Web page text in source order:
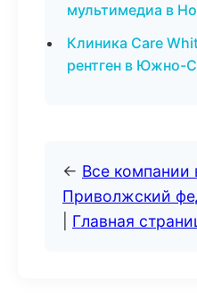
мультимедиа в
Клиника Care
рентген в Южно-
← Все компании
Приволжский
Главная